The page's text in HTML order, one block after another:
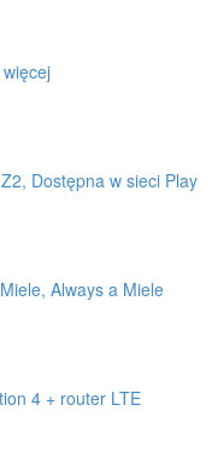
Dostępna w sieci Play
Always a Miele
4 + router LTE